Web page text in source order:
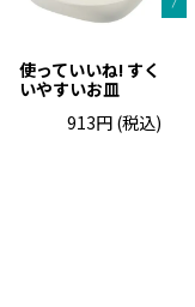
使っていいね! すく
いやすいお皿
913円 (税込)